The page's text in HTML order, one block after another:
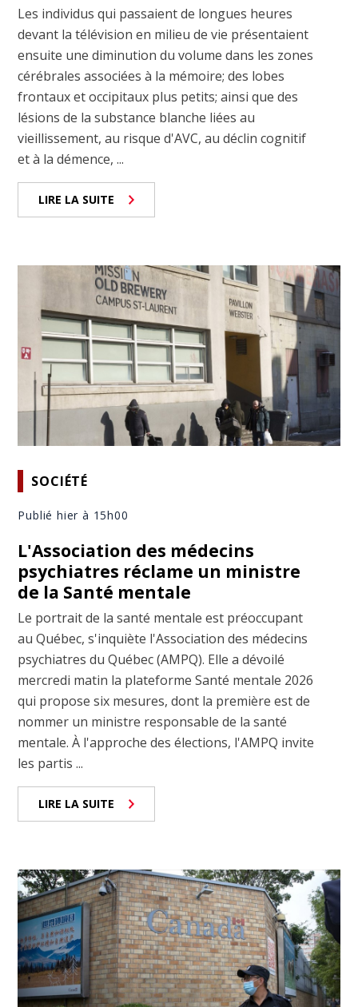
Les individus qui passaient de longues heures
devant la télévision en milieu de vie présentaient
ensuite une diminution du volume dans les zones
cérébrales associées à la mémoire; des lobes
frontaux et occipitaux plus petits; ainsi que des
lésions de la substance blanche liées au
vieillissement, au risque d'AVC, au déclin cognitif
et à la démence, ...
LIRE LA SUITE
SOCIÉTÉ
Publié hier à 15h00
L'Association des médecins
psychiatres réclame un ministre
de la Santé mentale
Le portrait de la santé mentale est préoccupant
au Québec, s'inquiète l'Association des médecins
psychiatres du Québec (AMPQ). Elle a dévoilé
mercredi matin la plateforme Santé mentale 2026
qui propose six mesures, dont la première est de
nommer un ministre responsable de la santé
mentale. À l'approche des élections, l'AMPQ invite
les partis ...
LIRE LA SUITE